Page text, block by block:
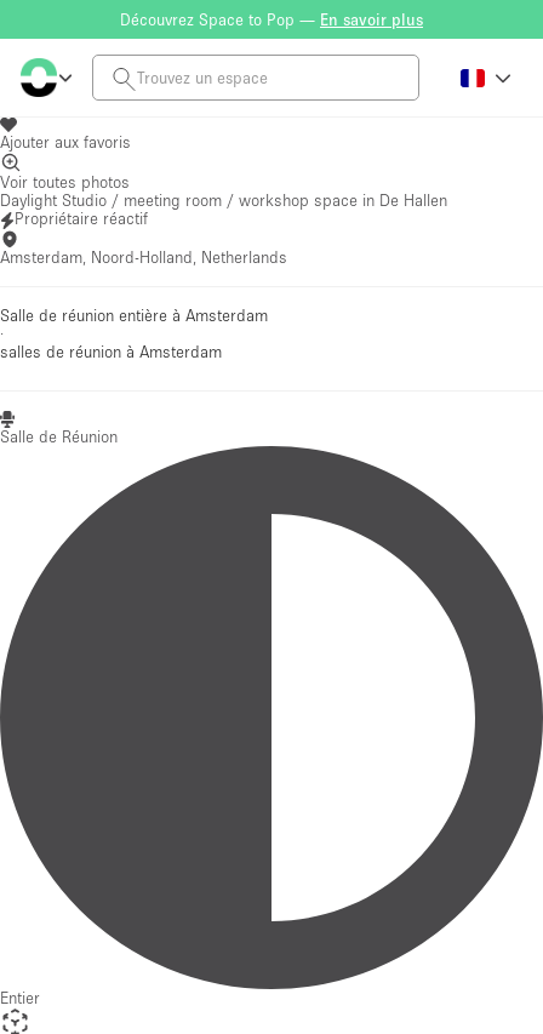
Découvrez Space to Pop — En savoir plus
Ajouter aux favoris
Voir toutes photos
Daylight Studio / meeting room / workshop space in De Hallen
Propriétaire réactif
Amsterdam, Noord-Holland, Netherlands
Salle de réunion entière à Amsterdam
·
salles de réunion à Amsterdam
Salle de Réunion
Entier